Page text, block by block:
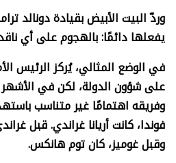
وردّ البيت الأبيض بقيادة دونالد
يفعلها دائمًا: بالهجوم على أي
في الوضع المثالي، يُركز الرئيس
على شؤون الدولة، لكن في الأشهر
وفريقه اهتمامًا غير متناسب
فوندا، كانت أريانا غراندي. قبل
وقبل غوميز، كان توم هانكس.